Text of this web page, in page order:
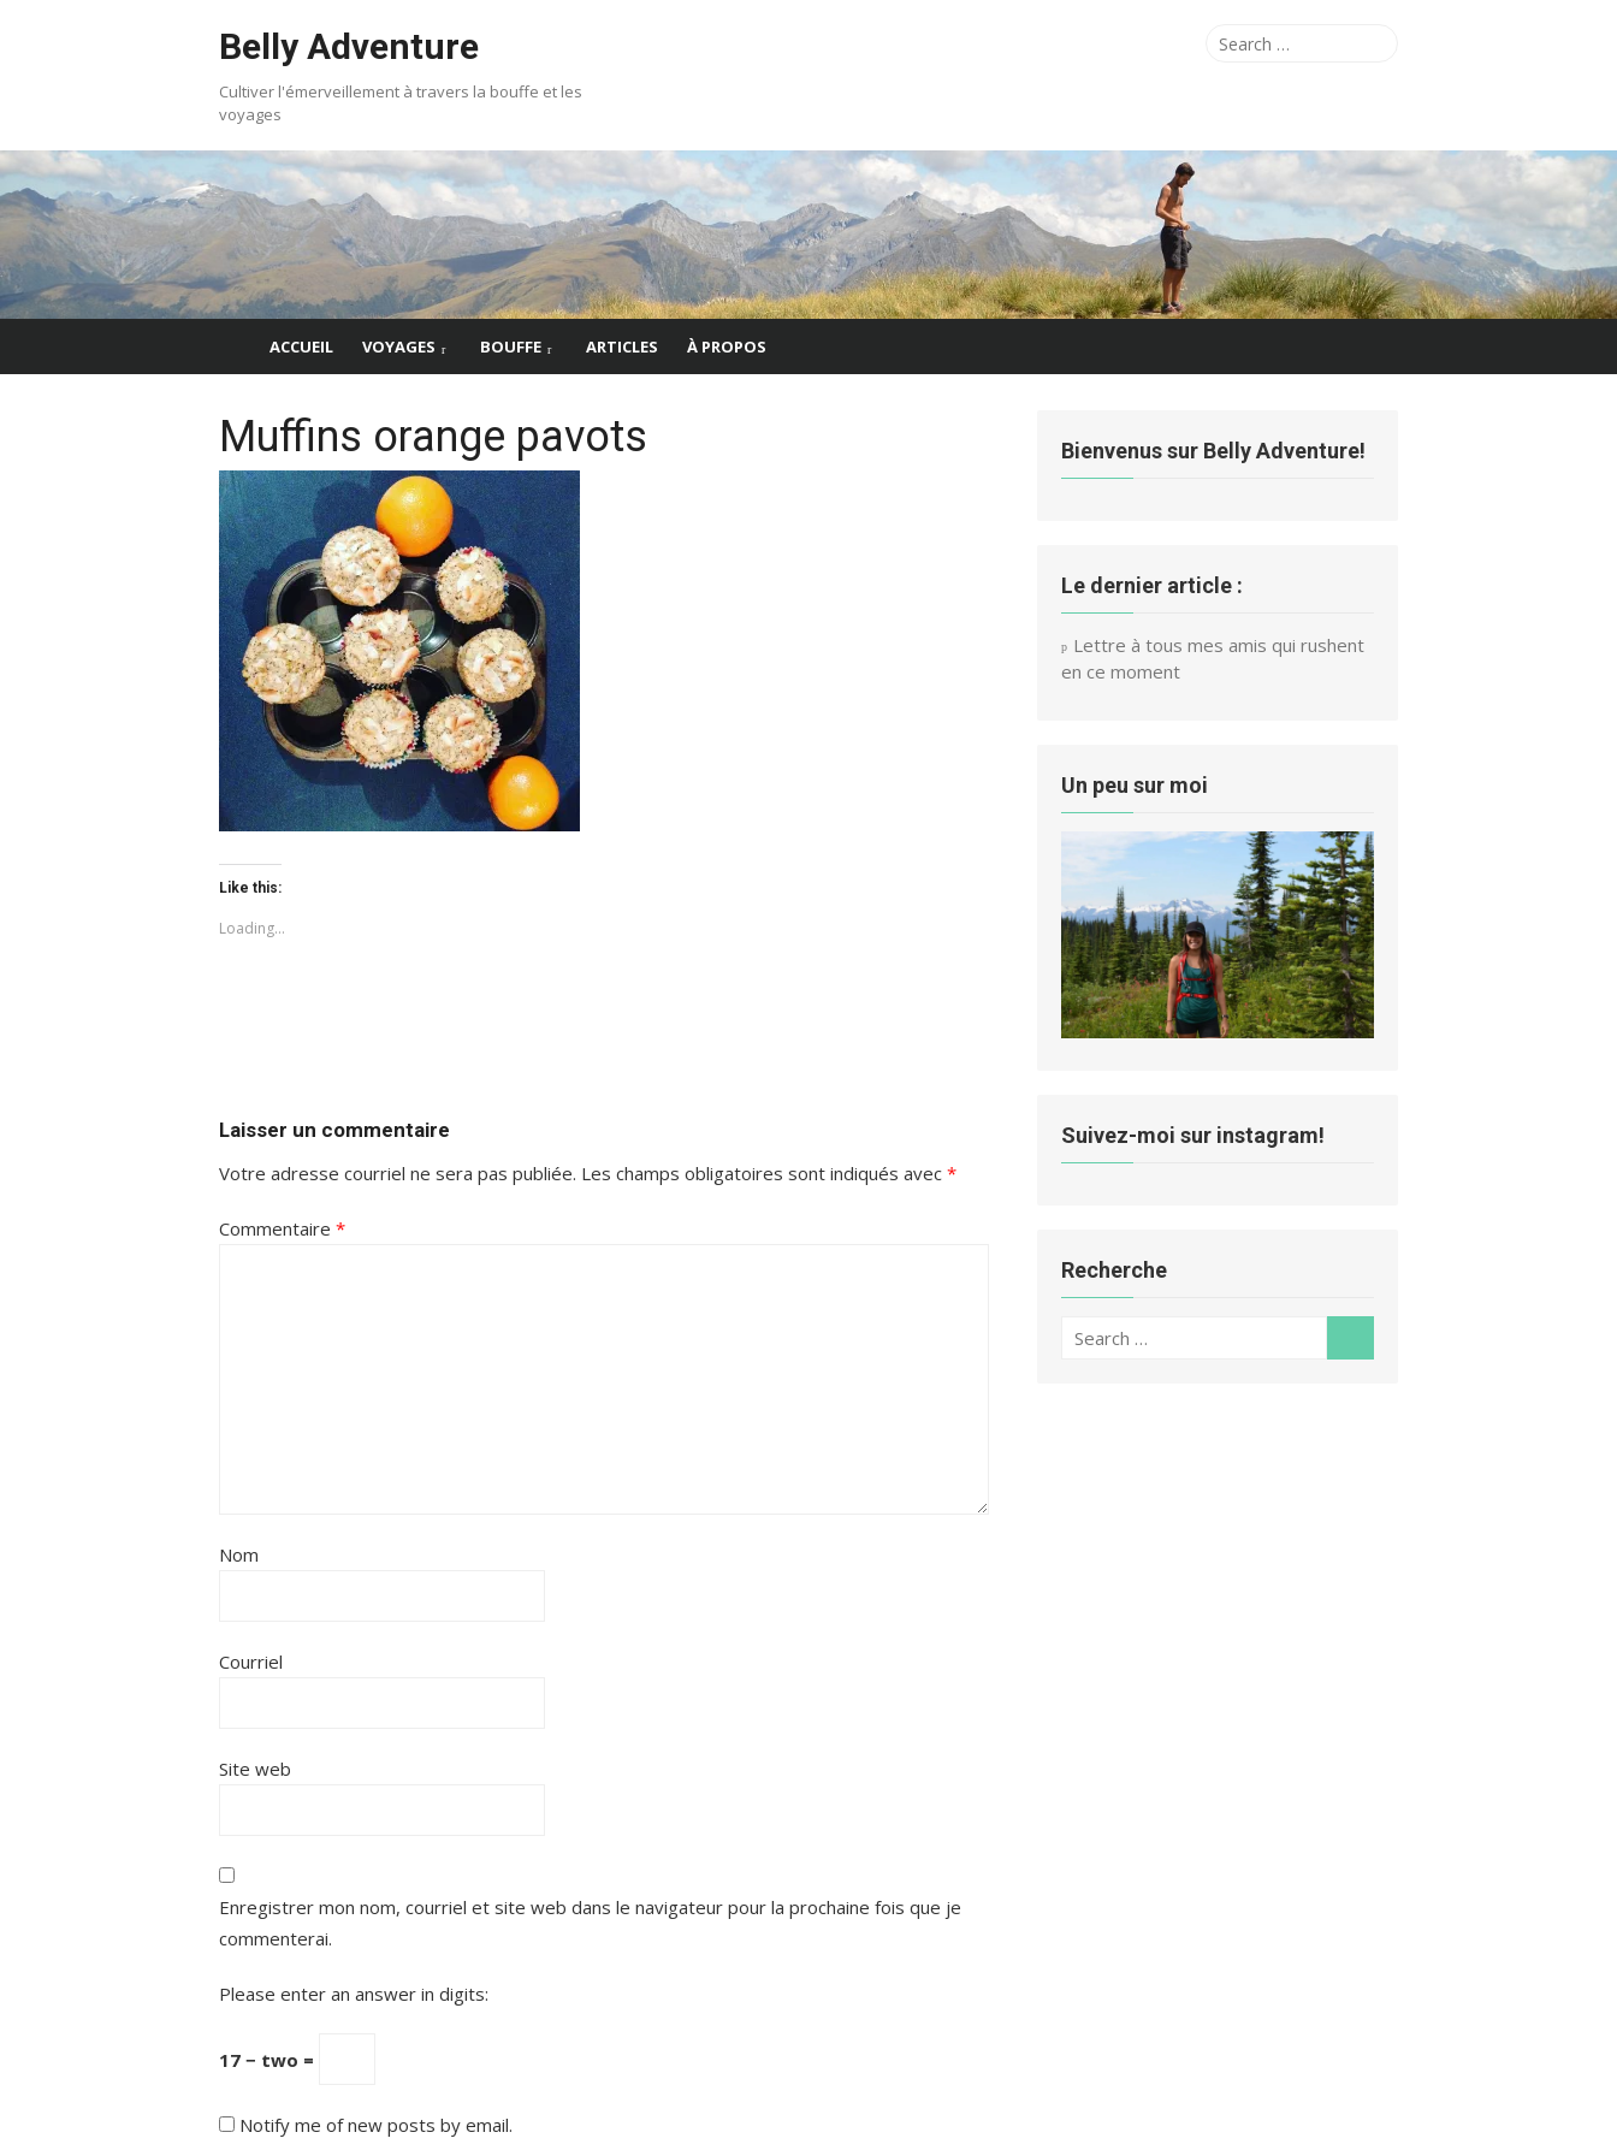
Belly Adventure
Cultiver l'émerveillement à travers la bouffe et les
voyages
Search
ACCUEIL VOYAGES BOUFFE ARTICLES À PROPOS
Muffins orange pavots
Like this:
Loading...
Laisser un commentaire
Votre adresse courriel ne sera pas publiée. Les champs obligatoires sont indiqués avec *
Commentaire *
Nom
Courriel
Site web
Enregistrer mon nom, courriel et site web dans le navigateur pour la prochaine fois que je
commenterai.
Please enter an answer in digits:
17 − two =
Notify me of new posts by email.
Bienvenus sur Belly Adventure!
Le dernier article :
Lettre à tous mes amis qui rushent
en ce moment
Un peu sur moi
Suivez-moi sur instagram!
Recherche
Search